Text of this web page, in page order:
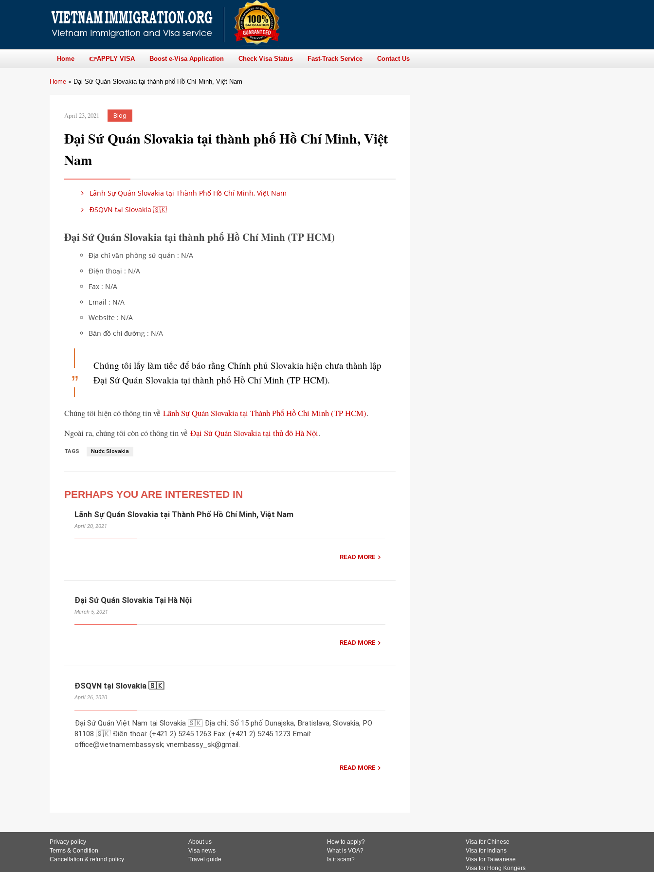
Home 👉APPLY VISA Boost e-Visa Application Check Visa Status Fast-Track Service Contact Us
Home » Đại Sứ Quán Slovakia tại thành phố Hồ Chí Minh, Việt Nam
April 23, 2021 Blog
Đại Sứ Quán Slovakia tại thành phố Hồ Chí Minh, Việt
Nam
Lãnh Sự Quán Slovakia tại Thành Phố Hồ Chí Minh, Việt Nam
ĐSQVN tại Slovakia 🇸🇰
Đại Sứ Quán Slovakia tại thành phố Hồ Chí Minh (TP HCM)
Địa chỉ văn phòng sứ quán : N/A
Điện thoại : N/A
Fax : N/A
Email : N/A
Website : N/A
Bản đồ chỉ đường : N/A
Chúng tôi lấy làm tiếc để báo rằng Chính phủ Slovakia hiện chưa thành lập
Đại Sứ Quán Slovakia tại thành phố Hồ Chí Minh (TP HCM).
Chúng tôi hiện có thông tin về Lãnh Sự Quán Slovakia tại Thành Phố Hồ Chí Minh (TP HCM).
Ngoài ra, chúng tôi còn có thông tin về Đại Sứ Quán Slovakia tại thủ đô Hà Nội.
TAGS Nước Slovakia
PERHAPS YOU ARE INTERESTED IN
Lãnh Sự Quán Slovakia tại Thành Phố Hồ Chí Minh, Việt Nam
April 20, 2021
READ MORE
Đại Sứ Quán Slovakia Tại Hà Nội
March 5, 2021
READ MORE
ĐSQVN tại Slovakia 🇸🇰
April 26, 2020
Đại Sứ Quán Việt Nam tại Slovakia 🇸🇰 Địa chỉ: Số 15 phố Dunajska, Bratislava, Slovakia, PO
81108 🇸🇰 Điện thoại: (+421 2) 5245 1263 Fax: (+421 2) 5245 1273 Email:
office@vietnamembassy.sk; vnembassy_sk@gmail.
READ MORE
Privacy policy
Terms & Condition
Cancellation & refund policy
About us
Visa news
Travel guide
How to apply?
What is VOA?
Is it scam?
Visa for Chinese
Visa for Indians
Visa for Taiwanese
Visa for Hong Kongers